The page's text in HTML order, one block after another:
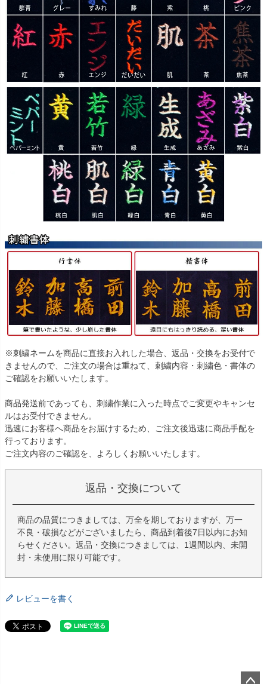
※刺繍ネームを商品に直接お入れした場合、返品・交換をお受付で
きませんので、ご注文の場合は重ねて、刺繍内容・刺繍色・書体の
ご確認をお願いいたします。
商品発送前であっても、刺繍作業に入った時点でご変更やキャンセ
ルはお受付できません。
迅速にお客様へ商品をお届けするため、ご注文後迅速に商品手配を
行っております。
ご注文内容のご確認を、よろしくお願いいたします。
返品・交換について
商品の品質につきましては、万全を期しておりますが、万一
不良・破損などがございましたら、商品到着後7日以内にお知
らせください。返品・交換につきましては、1週間以内、未開
封・未使用に限り可能です。
レビューを書く